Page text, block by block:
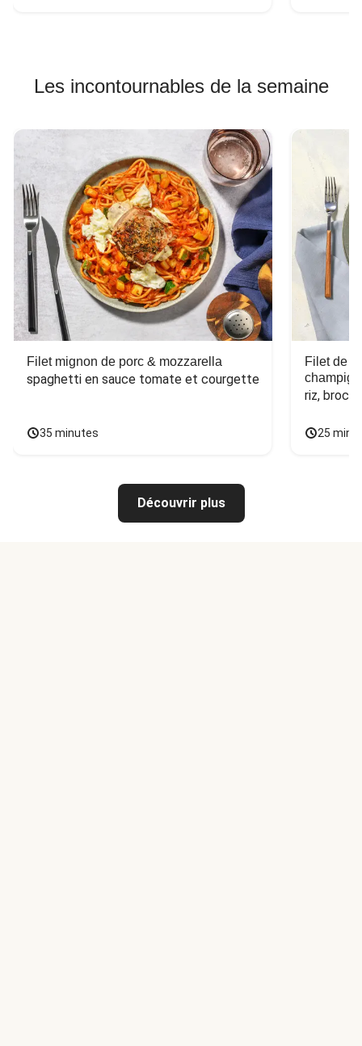
Les incontournables de la semaine
Filet mignon de porc & mozzarella
spaghetti en sauce tomate et courgette
35 minutes
Filet de
riz,
25
Découvrir plus